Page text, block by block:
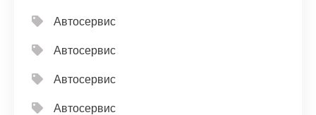
Автосервис
Автосервис
Автосервис
Автосервис